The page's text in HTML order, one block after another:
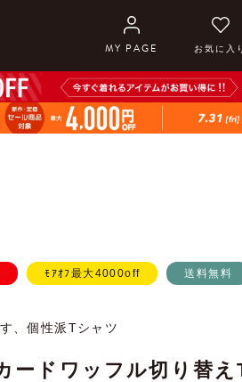
MY PAGE お気に入
ﾓｱｵﾌ最大4000off 送料無料
、個性派Tシャツ
ードワッフル切り替え